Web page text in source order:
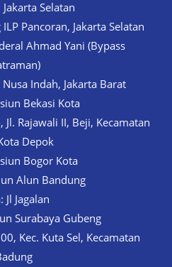
Selatan
Pancoran, Jakarta Selatan
Ahmad Yani (Bypass
Indah, Jakarta Barat
Bekasi Kota
Rajawali II, Beji, Kecamatan
Depok
Bogor Kota
Alun Bandung
Jl Jagalan
Surabaya Gubeng
Kec. Kuta Sel, Kecamatan